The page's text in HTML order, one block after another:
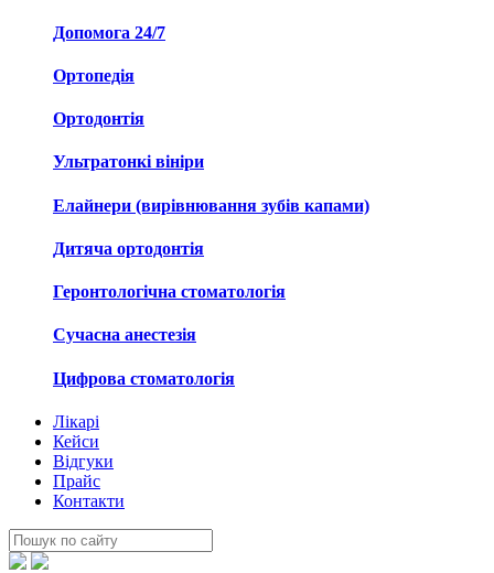
Допомога 24/7
Ортопедія
Ортодонтія
Ультратонкі вініри
Елайнери (вирівнювання зубів капами)
Дитяча ортодонтія
Геронтологічна стоматологія
Сучасна анестезія
Цифрова стоматологія
Лікарі
Кейси
Відгуки
Прайс
Контакти
Пошук: